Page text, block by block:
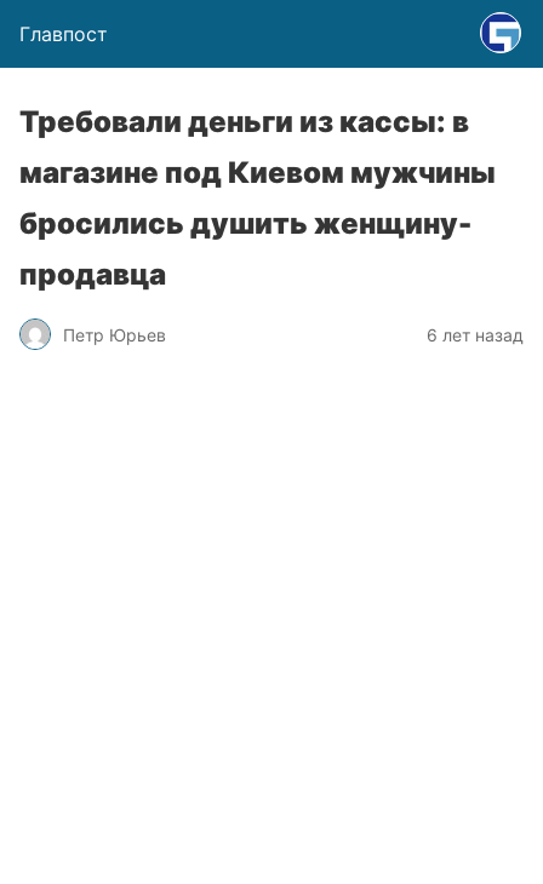
Главпост
Требовали деньги из кассы: в
магазине под Киевом мужчины
бросились душить женщину-
продавца
Петр Юрьев 6 лет назад